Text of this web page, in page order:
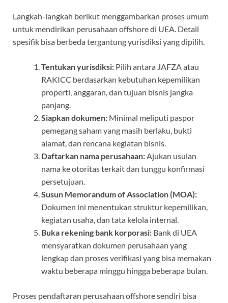
Langkah-langkah berikut menggambarkan proses umum
untuk mendirikan perusahaan offshore di UEA. Detail
spesifik bisa berbeda tergantung yurisdiksi yang dipilih.
Tentukan yurisdiksi: Pilih antara JAFZA atau
RAKICC berdasarkan kebutuhan kepemilikan
properti, anggaran, dan tujuan bisnis jangka
panjang.
Siapkan dokumen: Minimal meliputi paspor
pemegang saham yang masih berlaku, bukti
alamat, dan rencana kegiatan bisnis.
Daftarkan nama perusahaan:Ajukan usulan
nama ke otoritas terkait dan tunggu konfirmasi
persetujuan.
Susun Memorandum of Association (MOA):
Dokumen ini menentukan struktur kepemilikan,
kegiatan usaha, dan tata kelola internal.
Buka rekening bank korporasi: Bank di UEA
mensyaratkan dokumen perusahaan yang
lengkap dan proses verifikasi yang bisa memakan
waktu beberapa minggu hingga beberapa bulan.
Proses pendaftaran perusahaan offshore sendiri bisa